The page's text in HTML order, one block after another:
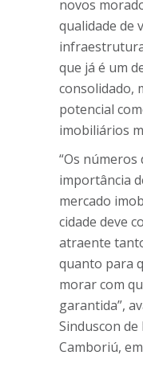
novos
qualidade de
que já é um
consolidado,
potencial
imobiliários
“Os
importância
mercado
cidade deve
atraente
quanto para
morar com
garantida”,
Sinduscon
Camboriú,